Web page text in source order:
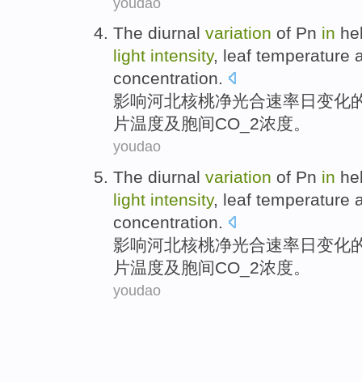
The diurnal variation of Pn in
light intensity, leaf temperature
concentration.
影响河北核桃净光合速率 日 变化
片温度及 胞间CO_2浓度。
youdao
The diurnal variation of Pn in
light intensity, leaf temperature
concentration.
影响河北核桃净光合速率 日 变化
片温度及 胞间CO_2浓度。
youdao